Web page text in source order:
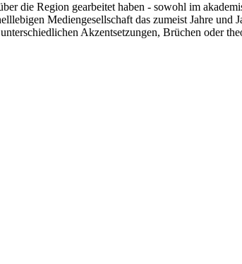
die Region gearbeitet haben - sowohl im
Mediengesellschaft das zumeist Jahre und
Akzentsetzungen, Brüchen oder